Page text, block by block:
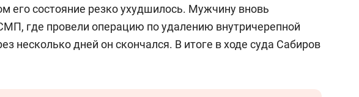
его состояние резко ухудшилось. Мужчину вновь
где провели операцию по удалению внутричерепной
несколько дней он скончался. В итоге в ходе суда Сабиров